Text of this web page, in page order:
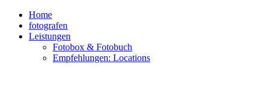
Home
fotografen
Leistungen
Fotobox & Fotobuch
Empfehlungen: Locations